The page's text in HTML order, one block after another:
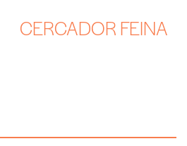
CERCADOR FEINA